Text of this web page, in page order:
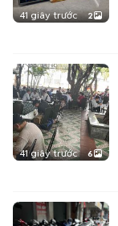
41 giây trước 2
41 giây trước 6